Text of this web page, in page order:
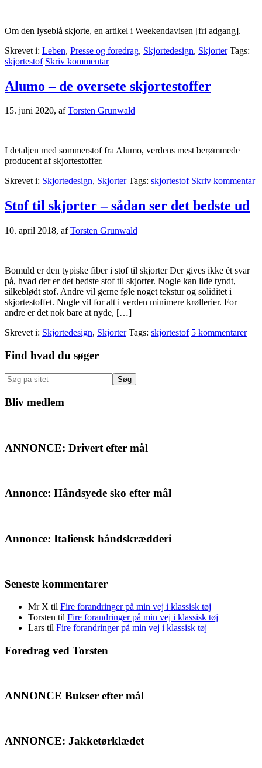
Om den lyseblå skjorte, en artikel i Weekendavisen [fri adgang].
Skrevet i: Leben, Presse og foredrag, Skjortedesign, Skjorter Tags:
skjortestof Skriv kommentar
Alumo – de oversete skjortestoffer
15. juni 2020, afTorsten Grunwald
I detaljen med sommerstof fra Alumo, verdens mest berømmede
producent af skjortestoffer.
Skrevet i: Skjortedesign, Skjorter Tags: skjortestof Skriv kommentar
Stof til skjorter – sådan ser det bedste ud
10. april 2018, afTorsten Grunwald
Bomuld er den typiske fiber i stof til skjorter Der gives ikke ét svar
på, hvad der er det bedste stof til skjorter. Nogle kan lide tyndt,
silkeblødt stof. Andre vil gerne føle noget tekstur og soliditet i
skjortestoffet. Nogle vil for alt i verden minimere krøllerier. For
andre er det nok bare at nyde, […]
Skrevet i: Skjortedesign, Skjorter Tags: skjortestof 5 kommentarer
Primær
Sidebar
Find hvad du søger
Søg
på
sitet
Bliv medlem
ANNONCE: Drivert efter mål
Annonce: Håndsyede sko efter mål
Annonce: Italiensk håndskrædderi
Seneste kommentarer
Mr X til Fire forandringer på min vej i klassisk tøj
Torsten til Fire forandringer på min vej i klassisk tøj
Lars til Fire forandringer på min vej i klassisk tøj
Foredrag ved Torsten
ANNONCE Bukser efter mål
ANNONCE: Jakketørklædet